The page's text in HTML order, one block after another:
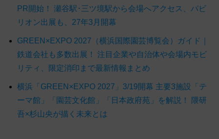
PR開始！ 瀬谷駅･三ツ境駅から会場へアクセス、パビ
リオン出展も、27年3月開幕
GREEN×EXPO 2027（横浜国際園芸博覧会）ガイド｜
鉄道会社も多数出展！ 注目企業や自治体や会場内モビ
リティ、限定消印まで最新情報まとめ
横浜「GREEN×EXPO 2027」3/19開幕 主要3施設「テ
ーマ館」「園芸文化館」「日本政府苑」を解説！ 隈研
吾×杉山央が描く未来とは